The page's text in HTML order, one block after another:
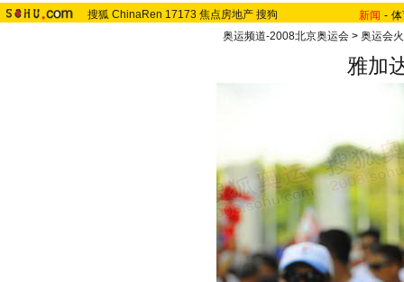
搜狐 ChinaRen 17173 焦点房地产 搜狗 新闻 -
奥运频道-2008北京奥运会> 奥运会
雅加